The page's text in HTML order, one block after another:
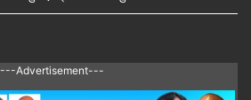
---Advertisement---